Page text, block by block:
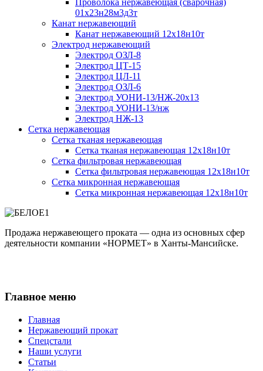
Проволока нержавеющая (сварочная)
01х23н28м3д3т
Канат нержавеющий
Канат нержавеющий 12х18н10т
Электрод нержавеющий
Электрод ОЗЛ-8
Электрод ЦТ-15
Электрод ЦЛ-11
Электрод ОЗЛ-6
Электрод УОНИ-13/НЖ-20х13
Электрод УОНИ-13/нж
Электрод НЖ-13
Сетка нержавеющая
Сетка тканая нержавеющая
Сетка тканая нержавеющая 12х18н10т
Сетка фильтровая нержавеющая
Сетка фильтровая нержавеющая 12х18н10т
Сетка микронная нержавеющая
Сетка микронная нержавеющая 12х18н10т
Продажа нержавеющего проката — одна из основных сфер
деятельности компании «НОРМЕТ» в Ханты-Мансийске.
Главное меню
Главная
Нержавеющий прокат
Спецстали
Наши услуги
Статьи